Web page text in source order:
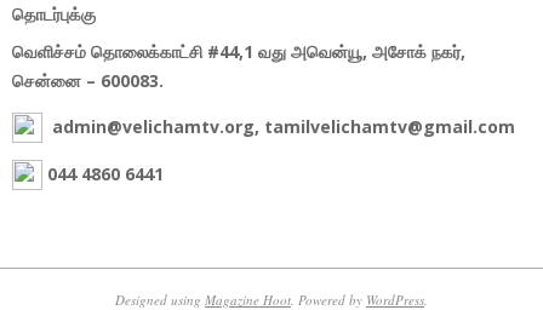
தொடர்புக்கு
வெளிச்சம் தொலைக்காட்சி #44,1 வது அவென்யூ, அசோக் நகர்,
சென்னை – 600083.
admin@velichamtv.org, tamilvelichamtv@gmail.com
044 4860 6441
Designed using Magazine Hoot. Powered by WordPress.